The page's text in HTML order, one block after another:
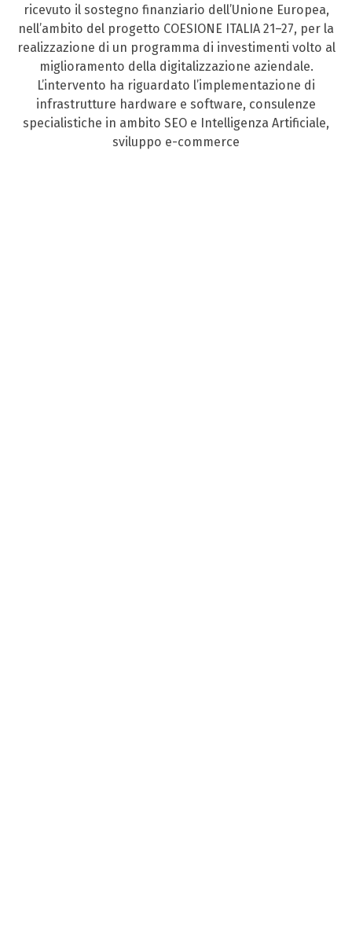
ricevuto il sostegno finanziario dell’Unione Europea,
nell’ambito del progetto COESIONE ITALIA 21–27, per la
realizzazione di un programma di investimenti volto al
miglioramento della digitalizzazione aziendale.
L’intervento ha riguardato l’implementazione di
infrastrutture hardware e software, consulenze
specialistiche in ambito SEO e Intelligenza Artificiale,
sviluppo e-commerce